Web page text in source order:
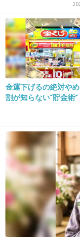
19. 匿名 2013/05/28(火) 16:03:48
まず、いいとも
面白くもないし
20. 匿名 2013/05/28(火) 16:03:53
AKB選挙を国民
金運下げるの絶対や
割が知らない“貯金術”